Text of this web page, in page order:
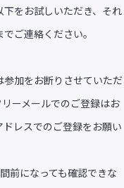
をお試しいただき、それ
ご連絡ください。
加をお断りさせていただ
ーメールでのご登録はお
レスでのご登録をお願い
前になっても確認できな